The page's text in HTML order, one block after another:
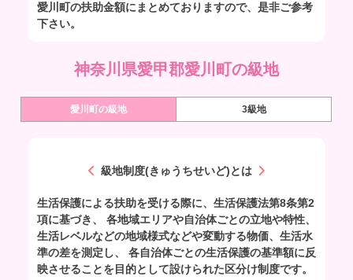
愛川町の扶助金額にまとめておりますので、是非ご参考
下さい。
神奈川県愛甲郡愛川町の級地
愛川町の級地 3級地
級地制度(きゅうちせいど)とは
生活保護による扶助を受ける際に、生活保護法第8条第2
項に基づき、 各地域エリアや自治体ごとの立地や特性、
生活レベルなどの地域様式などや変動する物価、生活水
準の差を測定し、 各自治体ごとの生活保護の基準額に反
映させることを目的として設けられた区分け制度です。